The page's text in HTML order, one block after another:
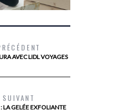
AVEC PRIMMÉA
AVEC LIDL VOYAGES
LA GELÉE EXFOLIANTE